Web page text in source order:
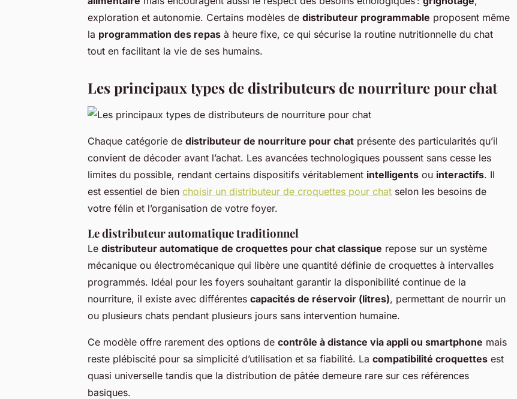
exploration et autonomie. Certains modèles de distributeur programmable proposent même
la programmation des repas à heure fixe, ce qui sécurise la routine nutritionnelle du chat
tout en facilitant la vie de ses humains.
Les principaux types de distributeurs de nourriture pour chat
Chaque catégorie de distributeur de nourriture pour chat présente des particularités qu’il
convient de décoder avant l’achat. Les avancées technologiques poussent sans cesse les
limites du possible, rendant certains dispositifs véritablement intelligents ou interactifs. Il
est essentiel de bien choisir un distributeur de croquettes pour chat selon les besoins de
votre félin et l’organisation de votre foyer.
Le distributeur automatique traditionnel
Le distributeur automatique de croquettes pour chat classique repose sur un système
mécanique ou électromécanique qui libère une quantité définie de croquettes à intervalles
programmés. Idéal pour les foyers souhaitant garantir la disponibilité continue de la
nourriture, il existe avec différentes capacités de réservoir (litres), permettant de nourrir un
ou plusieurs chats pendant plusieurs jours sans intervention humaine.
Ce modèle offre rarement des options de contrôle à distance via appli ou smartphone mais
reste plébiscité pour sa simplicité d’utilisation et sa fiabilité. La compatibilité croquettes est
quasi universelle tandis que la distribution de pâtée demeure rare sur ces références
basiques.